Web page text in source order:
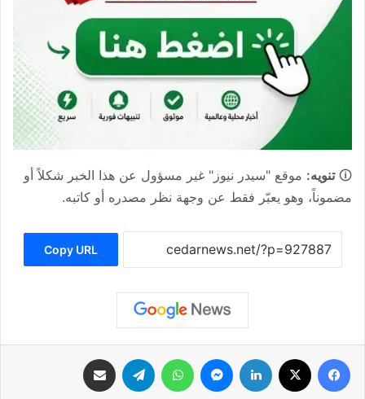
🛈تنويه: موقع "سيدر نيوز" غير مسؤول عن هذا الخبر شكلاً أو
مضموناً، وهو يعبّر فقط عن وجهة نظر مصدره أو كاتبه.
Copy URL
فيسبوك لينكدإن ماسنجر واتساب تيلقرام